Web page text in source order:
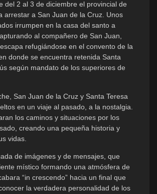
del 2 al 3 de diciembre el provincial de
arrestar a San Juan de la Cruz. Unos
irrumpen en la casa del santo a
al compañero de San Juan,
refugiándose en el convento de la
donde se encuentra retenida Santa
según mandato de los superiores de
San Juan de la Cruz y Santa Teresa
en un viaje al pasado, a la nostalgia.
los caminos y situaciones por los
creando una pequeña historia y
vidas.
de imágenes y de mensajes, que
místico formando una atmósfera de
“in crescendo” hacia un final que
la verdadera personalidad de los